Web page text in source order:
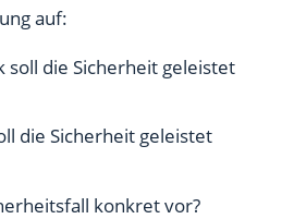
auf:
soll die Sicherheit geleistet
die Sicherheit geleistet
konkret vor?